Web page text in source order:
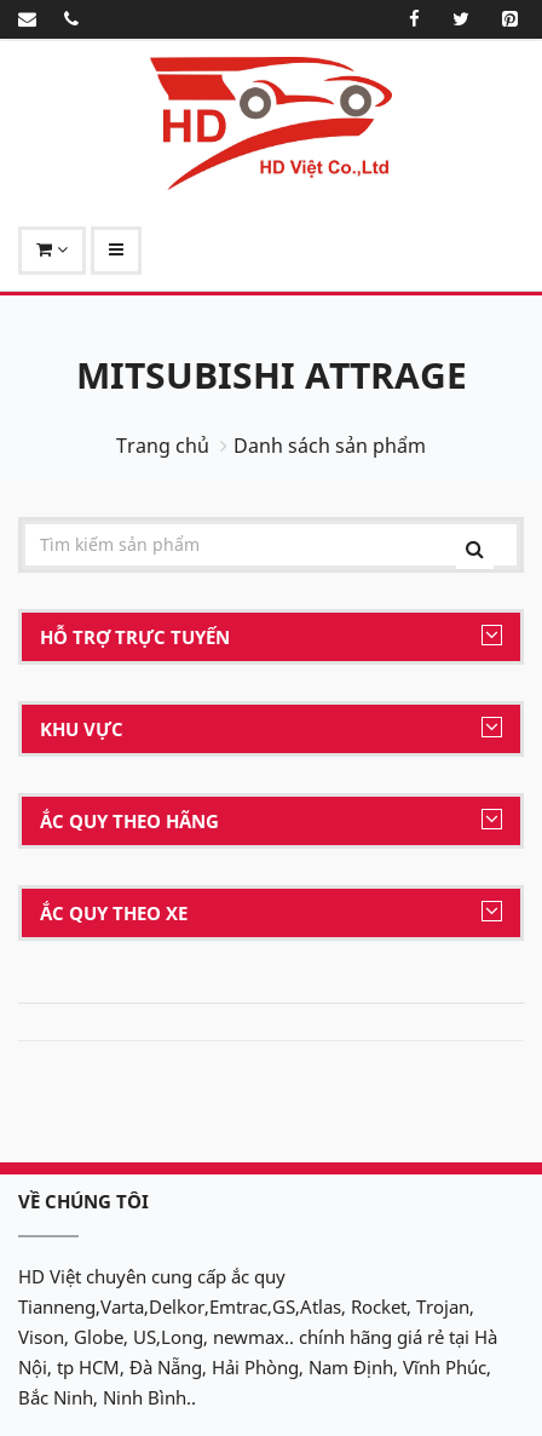
MITSUBISHI ATTRAGE
Trang chủ Danh sách sản phẩm
HỖ TRỢ TRỰC TUYẾN
KHU VỰC
ẮC QUY THEO HÃNG
ẮC QUY THEO XE
VỀ CHÚNG TÔI
HD Việt chuyên cung cấp ắc quy
Tianneng,Varta,Delkor,Emtrac,GS,Atlas, Rocket, Trojan,
Vison, Globe, US,Long, newmax.. chính hãng giá rẻ tại Hà
Nội, tp HCM, Đà Nẵng, Hải Phòng, Nam Định, Vĩnh Phúc,
Bắc Ninh, Ninh Bình..